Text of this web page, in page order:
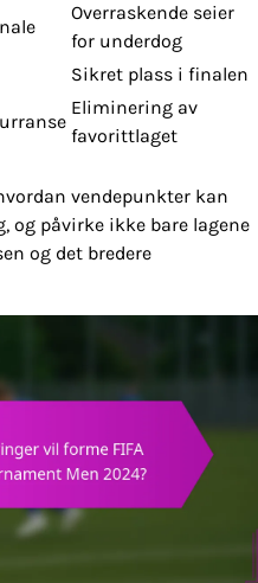
Overraskende seier
for underdog
Sikret plass i finalen
Eliminering av
favorittlaget
vendepunkter kan
påvirke ikke bare lagene
og det bredere